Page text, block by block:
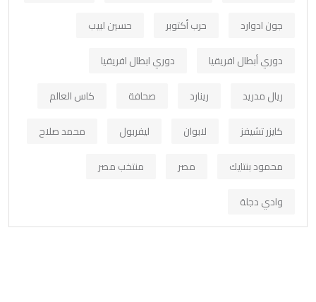
جون ادوارد
حرب أكتوبر
حسين لبيب
دوري أبطال افريقيا
دوري ابطال افريقيا
ريال مدريد
رينارد صحافة
كاس العالم
كايزر تشيفز
لابوان ليفربول
محمد صلاح
محمود بنتايك
مصر
منتخب مصر
وادي دجلة